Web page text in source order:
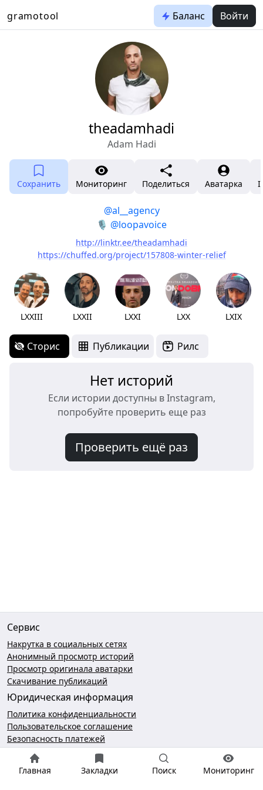
gramotool Баланс Войти
Главная Закладки Поиск Мониторинг
theadamhadi
Adam Hadi
Сохранить Мониторинг Поделиться Аватарка
@al__agency
🎙️ @loopavoice
http://linktr.ee/theadamhadi
https://chuffed.org/project/157808-winter-relief
LXXIII LXXII LXXI LXX LXIX
Сторис Публикации Рилс
Нет историй
Если истории доступны в Instagram,
попробуйте проверить еще раз
Проверить ещё раз
Сервис
Накрутка в социальных сетях
Анонимный просмотр историй
Просмотр оригинала аватарки
Скачивание публикаций
Юридическая информация
Политика конфиденциальности
Пользовательское соглашение
Безопасность платежей
Чат поддержки
hello@gramotool.ru